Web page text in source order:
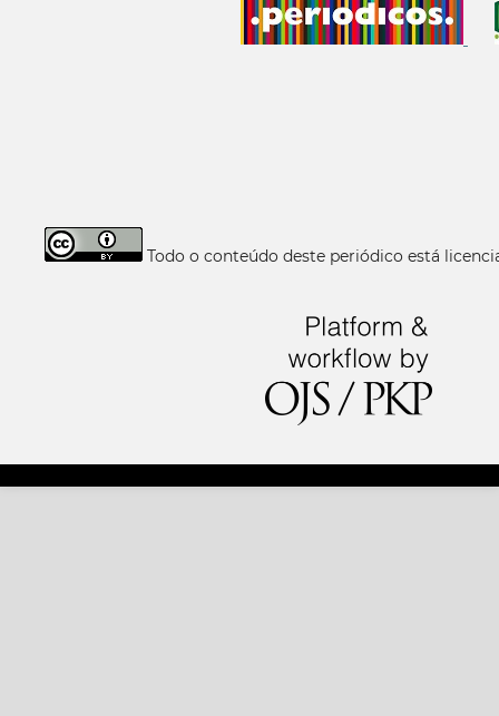
Todo o conteúdo deste periódico está